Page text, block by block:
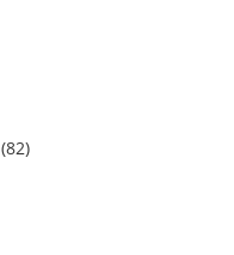
(82)